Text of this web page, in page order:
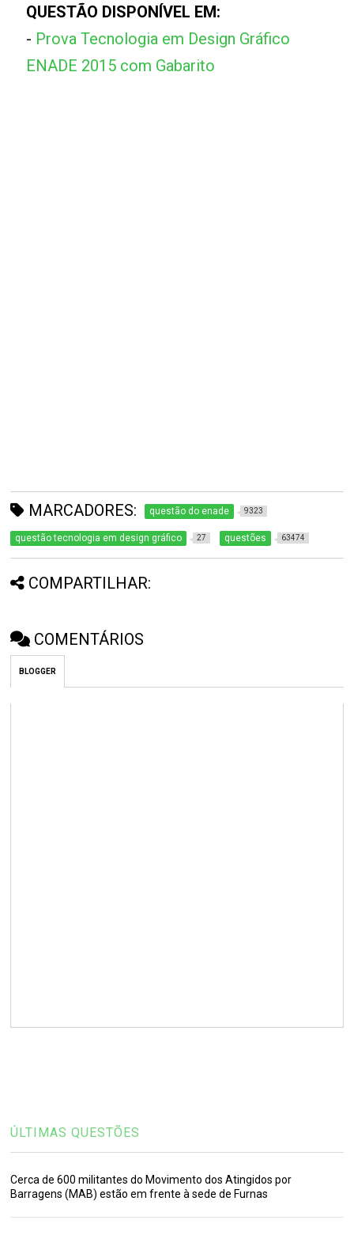
QUESTÃO DISPONÍVEL EM:
- Prova Tecnologia em Design Gráfico
ENADE 2015 com Gabarito
MARCADORES: questão do enade 9323
questão tecnologia em design gráfico 27 questões 63474
COMPARTILHAR:
COMENTÁRIOS
BLOGGER
ÚLTIMAS QUESTÕES
Cerca de 600 militantes do Movimento dos Atingidos por
Barragens (MAB) estão em frente à sede de Furnas